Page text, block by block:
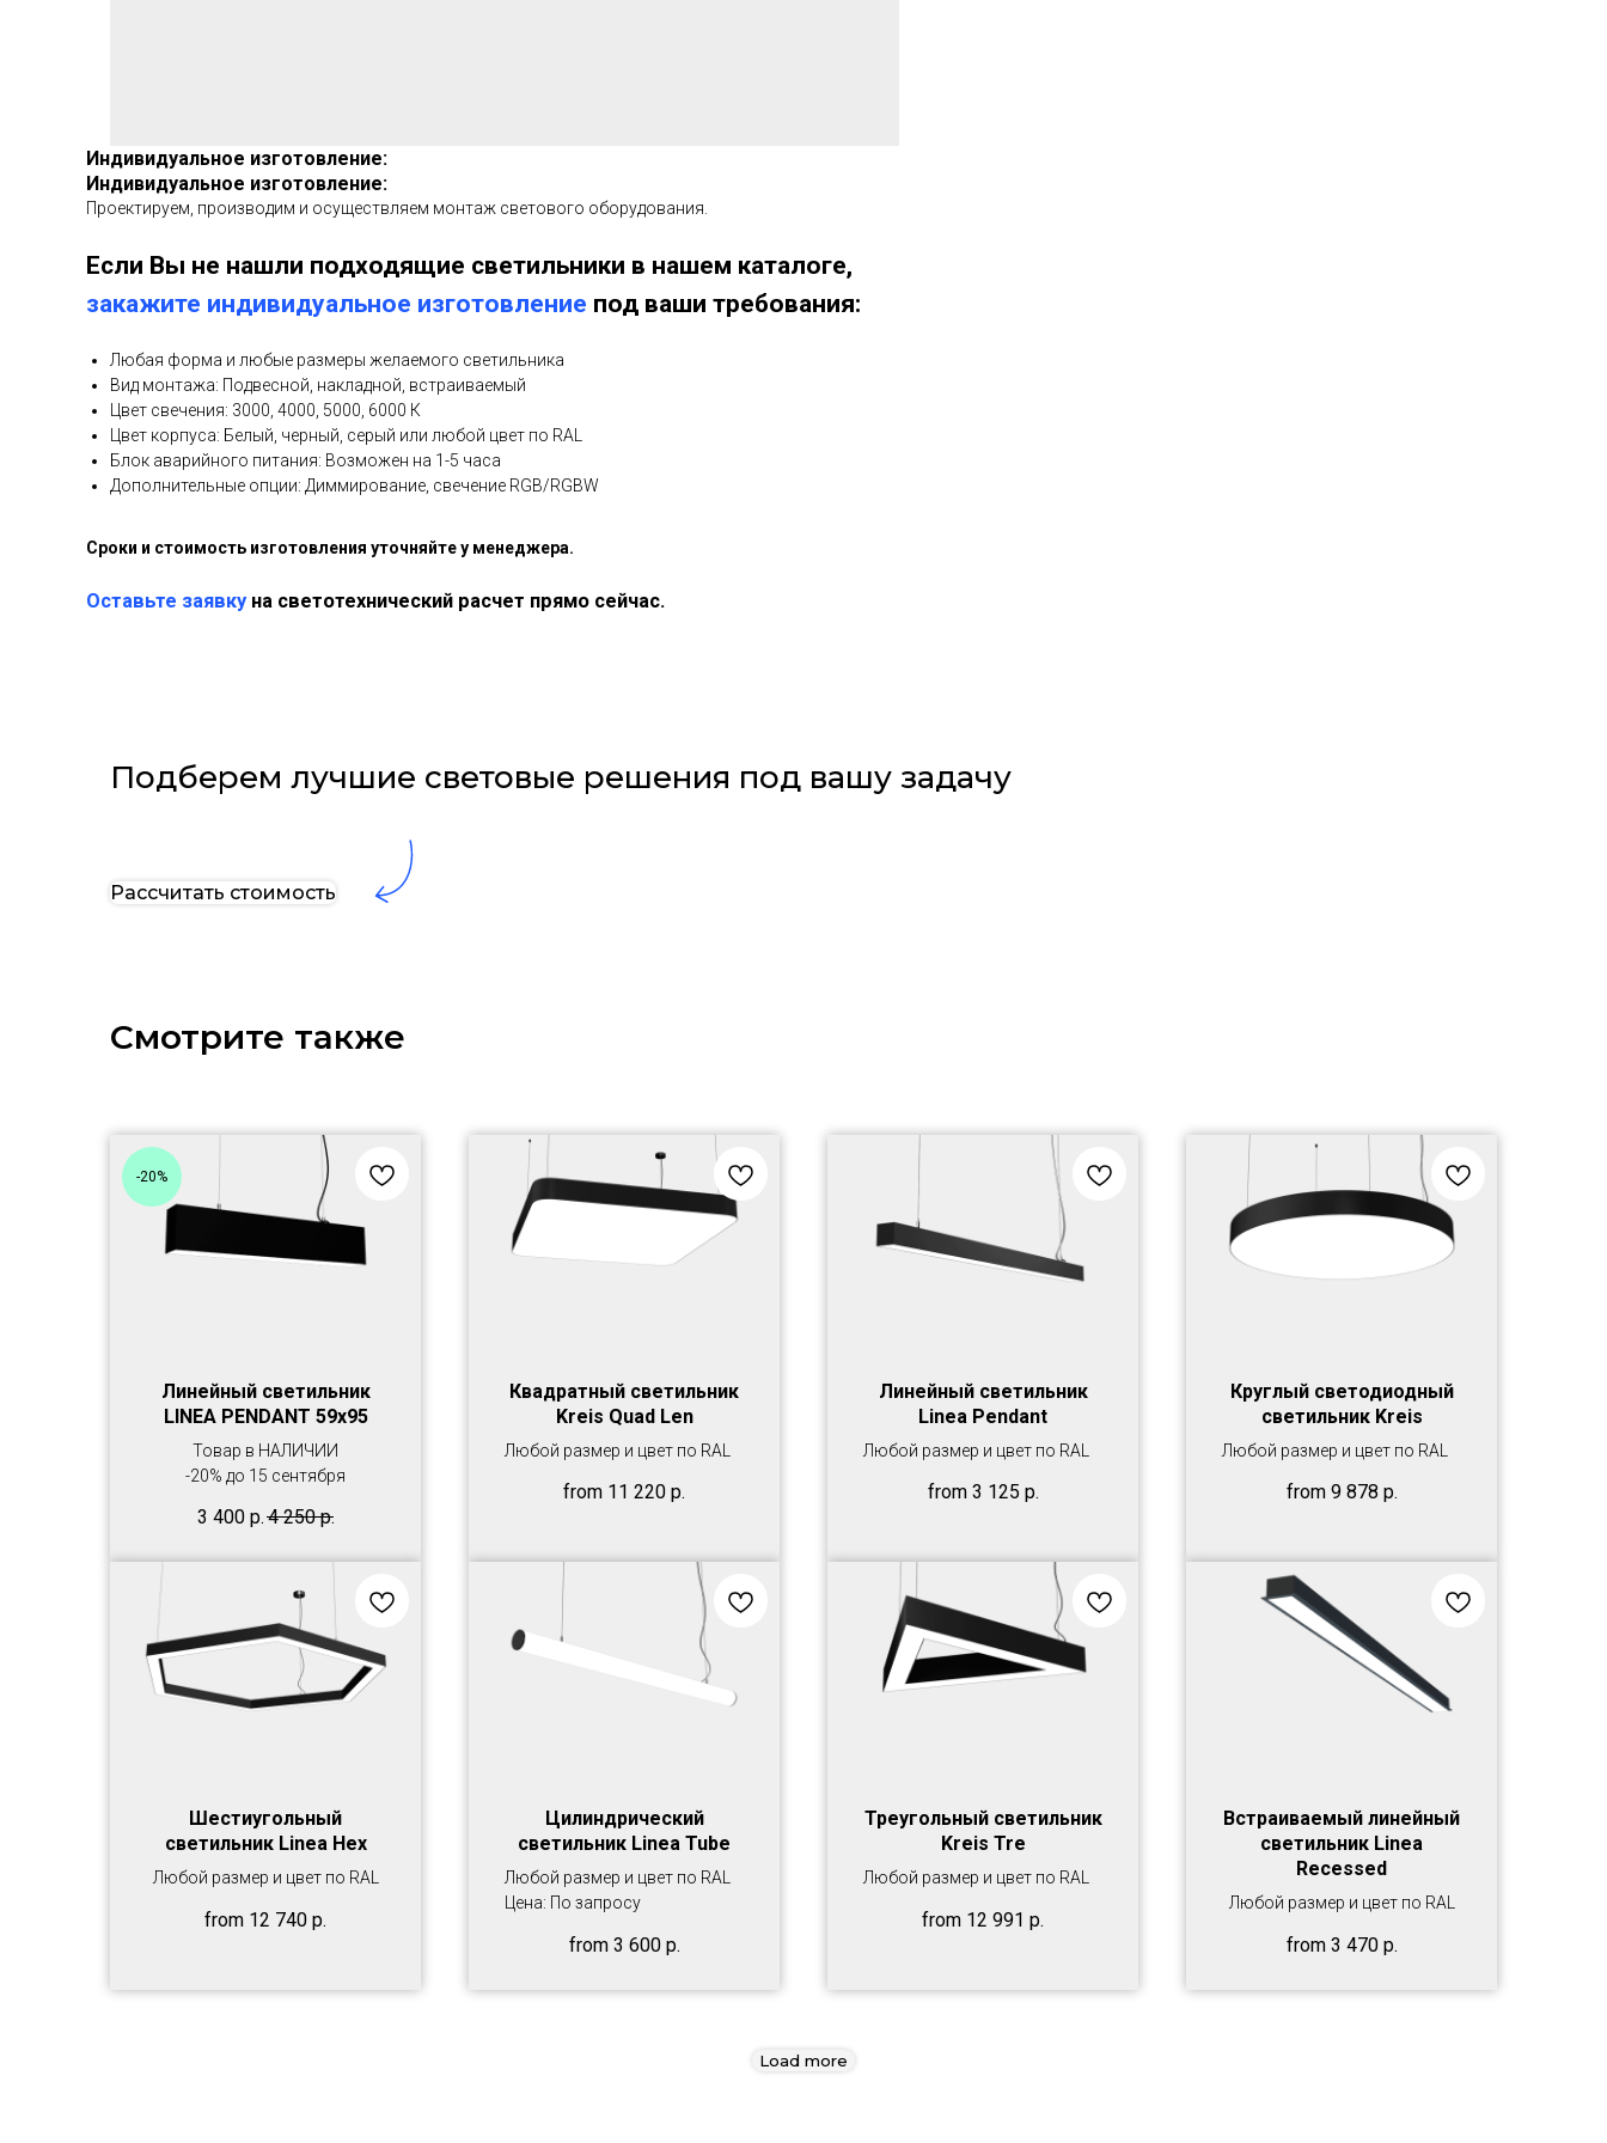
Индивидуальное изготовление:
Индивидуальное изготовление:
Проектируем, производим и осуществляем монтаж светового оборудования.
Если Вы не нашли подходящие светильники в нашем каталоге,
закажите индивидуальное изготовление под ваши требования:
Любая форма и любые размеры желаемого светильника
Вид монтажа: Подвесной, накладной, встраиваемый
Цвет свечения: 3000, 4000, 5000, 6000 К
Цвет корпуса: Белый, черный, серый или любой цвет по RAL
Блок аварийного питания: Возможен на 1-5 часа
Дополнительные опции: Диммирование, свечение RGB/RGBW
Сроки и стоимость изготовления уточняйте у менеджера.
Оставьте заявку на светотехнический расчет прямо сейчас.
Подберем лучшие световые решения под вашу задачу
Рассчитать стоимость
Смотрите также
-20%
Линейный светильник
LINEA PENDANT 59х95
Товар в НАЛИЧИИ
-20% до 15 сентября
3 400 р.4 250 р.
Квадратный светильник
Kreis Quad Len
Любой размер и цвет по RAL
from 11 220 р.
Линейный светильник
Linea Pendant
Любой размер и цвет по RAL
from 3 125 р.
Круглый светодиодный
светильник Kreis
Любой размер и цвет по RAL
from 9 878 р.
Шестиугольный
светильник Linea Hex
Любой размер и цвет по RAL
from 12 740 р.
Цилиндрический
светильник Linea Tube
Любой размер и цвет по RAL
Цена: По запросу
from 3 600 р.
Треугольный светильник
Kreis Tre
Любой размер и цвет по RAL
from 12 991 р.
Встраиваемый линейный
светильник Linea
Recessed
Любой размер и цвет по RAL
from 3 470 р.
Load more